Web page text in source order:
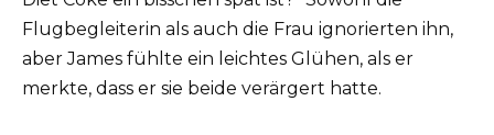
Flugbegleiterin als auch die Frau ignorierten ihn,
aber James fühlte ein leichtes Glühen, als er
merkte, dass er sie beide verärgert hatte.